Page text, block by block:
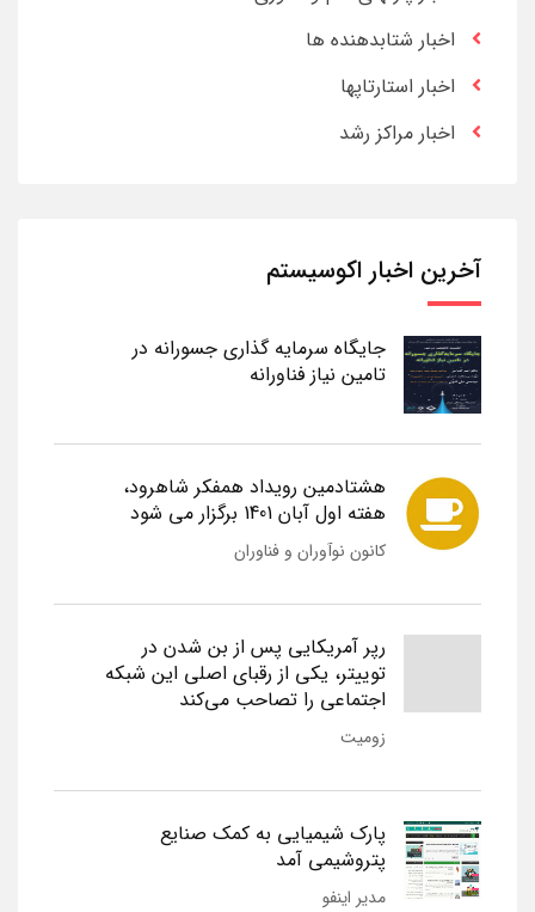
اخبار شتابدهنده ها
اخبار استارتاپها
اخبار مراکز رشد
آخرین اخبار اکوسیستم
جایگاه سرمایه گذاری جسورانه در
تامین نیاز فناورانه
هشتادمین رویداد همفکر شاهرود،
هفته اول آبان 1401 برگزار می شود
کانون نوآوران و فناوران
رپر آمریکایی پس از بن شدن در
توییتر، یکی از رقبای اصلی این شبکه
اجتماعی را تصاحب می‌کند
زومیت
پارک شیمیایی به کمک صنایع
پتروشیمی آمد
مدیر اینفو